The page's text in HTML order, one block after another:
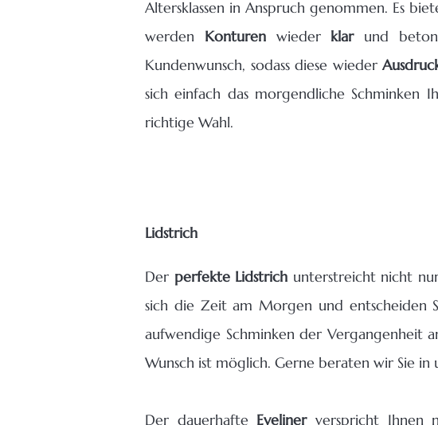
Altersklassen in Anspruch genommen. Es
werden Konturenwieder klarund
Kundenwunsch, sodass diese wieder
sich einfach das morgendliche Schminken
richtige Wahl.
Lidstrich
Der perfekte Lidstrich unterstreicht nicht
sich die Zeit am Morgen und entscheiden
aufwendige Schminken der Vergangenheit
Wunsch ist möglich. Gerne beraten wir Sie
Der dauerhafte Eyelinerverspricht Ihnen